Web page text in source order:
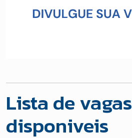
Lista de vagas
disponiveis